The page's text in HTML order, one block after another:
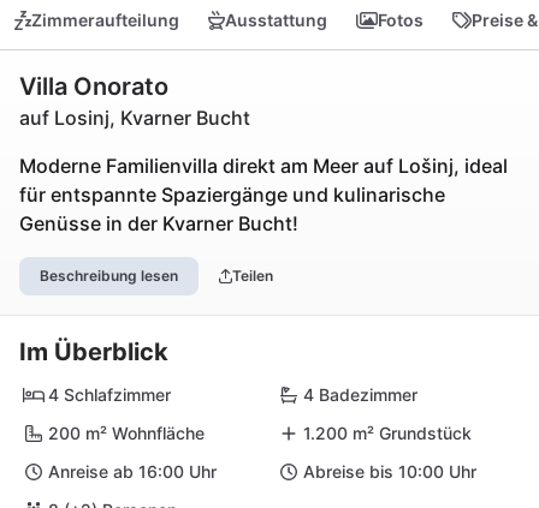
Zimmeraufteilung Ausstattung Fotos Preise
Villa Onorato
auf Losinj, Kvarner Bucht
Moderne Familienvilla direkt am Meer auf Lošinj, ideal
für entspannte Spaziergänge und kulinarische
Genüsse in der Kvarner Bucht!
Beschreibung lesen Teilen
Im Überblick
4 Schlafzimmer
4 Badezimmer
200 m² Wohnfläche
1.200 m² Grundstück
Anreise ab 16:00 Uhr
Abreise bis 10:00 Uhr